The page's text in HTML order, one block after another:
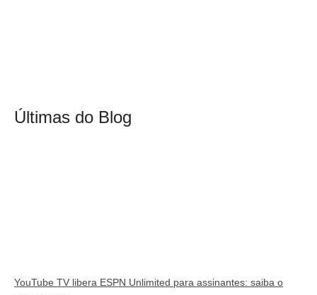
Últimas do Blog
YouTube TV libera ESPN Unlimited para assinantes: saiba o